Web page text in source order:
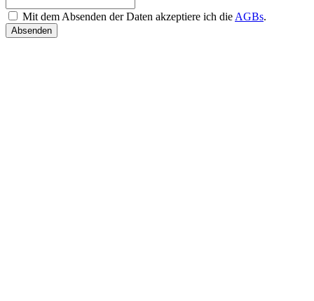
Mit dem Absenden der Daten akzeptiere ich die AGBs.
Absenden